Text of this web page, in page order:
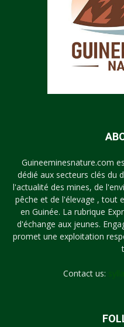
Guineeminesnature.com
dédié aux secteurs clés du
l'actualité des mines, de
pêche et de l'élevage , tout
en Guinée. La rubrique
d'échange aux jeunes.
promet une exploitation
Contact us: